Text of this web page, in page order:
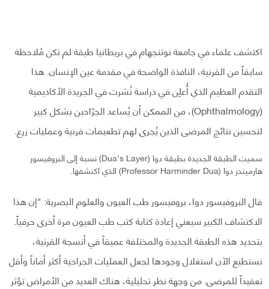
اكتشف علماء في جامعة نوتنجهام في بريطانيا طبقة لم تكن مُلاحظة
سابقاً من القرنية، النافذة الواضحة في مقدمة عين الإنسان. هذا
التقدم العظيم الذي أُعلِن في دراسة نُشرت في الجريدة الأكاديمية
(Ophthalmology)، من الممكن أن يُساعد الجرّاحين بشكل كبير
لتحسين نتائج المرضى الذين يُجرى لهم تطعيمات قرنية وعمليات زرع.
سميت الطبقة الجديدة بطبقة دوا (Dua's Layer) نسبة إلى البروفيسور
هارميندر دوا (Professor Harminder Dua) الذي اكتشفها.
قال البروفيسور دوا، بروفيسور طب العيون والعلوم البصرية: "إن هذا
الاكتشاف الكبير سيعني إعادة كتابة كتب طب العيون مرة أخرى حرفياً.
بتحديد هذه الطبقة الجديدة والمختلفة عميقاً في أنسجة القرنية،
نستطيع الآن استغلال وجودها لجعل العمليات الجراحية أكثر أماناً وأقل
تعقيداً للمرضى. من وجهة نظر تحليلية، هناك العديد من الأمراض تؤثر